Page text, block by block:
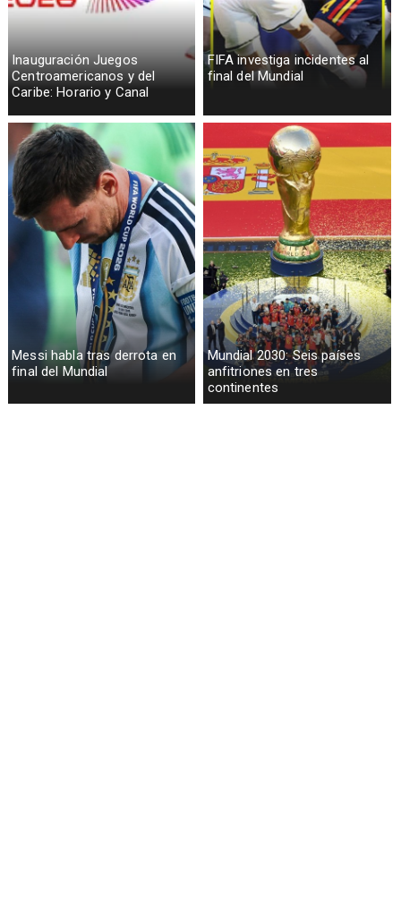
Inauguración Juegos
Centroamericanos y del
Caribe: Horario y Canal
FIFA investiga incidentes al
final del Mundial
Messi habla tras derrota en
final del Mundial
Mundial 2030: Seis países
anfitriones en tres
continentes